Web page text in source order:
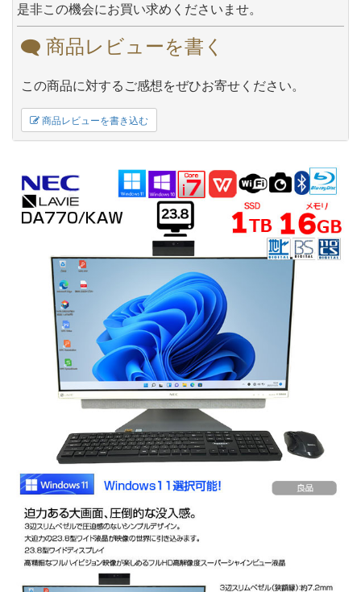
是非この機会にお買い求めくださいませ。
商品レビューを書く
この商品に対するご感想をぜひお寄せください。
商品レビューを書き込む